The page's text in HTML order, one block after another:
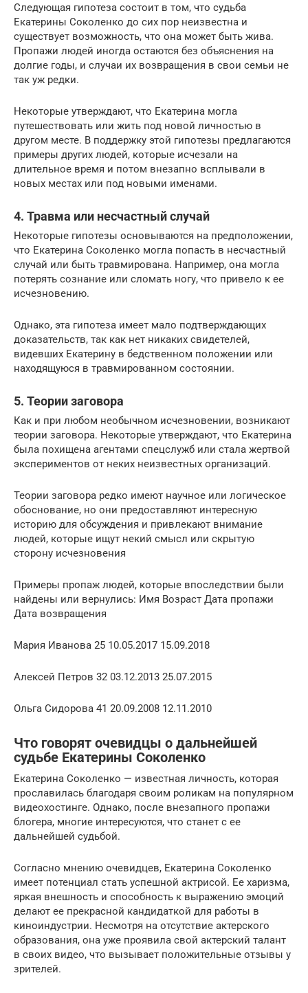
Следующая гипотеза состоит в том, что судьба
Екатерины Соколенко до сих пор неизвестна и
существует возможность, что она может быть жива.
Пропажи людей иногда остаются без объяснения на
долгие годы, и случаи их возвращения в свои семьи не
так уж редки.
Некоторые утверждают, что Екатерина могла
путешествовать или жить под новой личностью в
другом месте. В поддержку этой гипотезы предлагаются
примеры других людей, которые исчезали на
длительное время и потом внезапно всплывали в
новых местах или под новыми именами.
4. Травма или несчастный случай
Некоторые гипотезы основываются на предположении,
что Екатерина Соколенко могла попасть в несчастный
случай или быть травмирована. Например, она могла
потерять сознание или сломать ногу, что привело к ее
исчезновению.
Однако, эта гипотеза имеет мало подтверждающих
доказательств, так как нет никаких свидетелей,
видевших Екатерину в бедственном положении или
находящуюся в травмированном состоянии.
5. Теории заговора
Как и при любом необычном исчезновении, возникают
теории заговора. Некоторые утверждают, что Екатерина
была похищена агентами спецслужб или стала жертвой
экспериментов от неких неизвестных организаций.
Теории заговора редко имеют научное или логическое
обоснование, но они предоставляют интересную
историю для обсуждения и привлекают внимание
людей, которые ищут некий смысл или скрытую
сторону исчезновения
Примеры пропаж людей, которые впоследствии были
найдены или вернулись: Имя Возраст Дата пропажи
Дата возвращения
Мария Иванова 25 10.05.2017 15.09.2018
Алексей Петров 32 03.12.2013 25.07.2015
Ольга Сидорова 41 20.09.2008 12.11.2010
Что говорят очевидцы о дальнейшей
судьбе Екатерины Соколенко
Екатерина Соколенко — известная личность, которая
прославилась благодаря своим роликам на популярном
видеохостинге. Однако, после внезапного пропажи
блогера, многие интересуются, что станет с ее
дальнейшей судьбой.
Согласно мнению очевидцев, Екатерина Соколенко
имеет потенциал стать успешной актрисой. Ее харизма,
яркая внешность и способность к выражению эмоций
делают ее прекрасной кандидаткой для работы в
киноиндустрии. Несмотря на отсутствие актерского
образования, она уже проявила свой актерский талант
в своих видео, что вызывает положительные отзывы у
зрителей.